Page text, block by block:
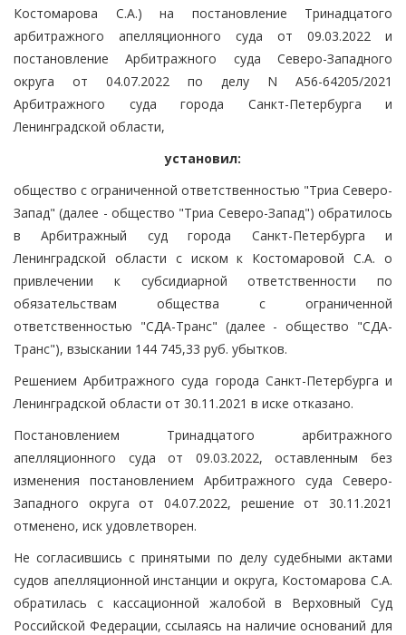
Костомарова С.А.) на постановление Тринадцатого
арбитражного апелляционного суда от 09.03.2022 и
постановление Арбитражного суда Северо-Западного
округа от 04.07.2022 по делу N А56-64205/2021
Арбитражного суда города Санкт-Петербурга и
Ленинградской области,
установил:
общество с ограниченной ответственностью "Триа Северо-
Запад" (далее - общество "Триа Северо-Запад") обратилось
в Арбитражный суд города Санкт-Петербурга и
Ленинградской области с иском к Костомаровой С.А. о
привлечении к субсидиарной ответственности по
обязательствам общества с ограниченной
ответственностью "СДА-Транс" (далее - общество "СДА-
Транс"), взыскании 144 745,33 руб. убытков.
Решением Арбитражного суда города Санкт-Петербурга и
Ленинградской области от 30.11.2021 в иске отказано.
Постановлением Тринадцатого арбитражного
апелляционного суда от 09.03.2022, оставленным без
изменения постановлением Арбитражного суда Северо-
Западного округа от 04.07.2022, решение от 30.11.2021
отменено, иск удовлетворен.
Не согласившись с принятыми по делу судебными актами
судов апелляционной инстанции и округа, Костомарова С.А.
обратилась с кассационной жалобой в Верховный Суд
Российской Федерации, ссылаясь на наличие оснований для